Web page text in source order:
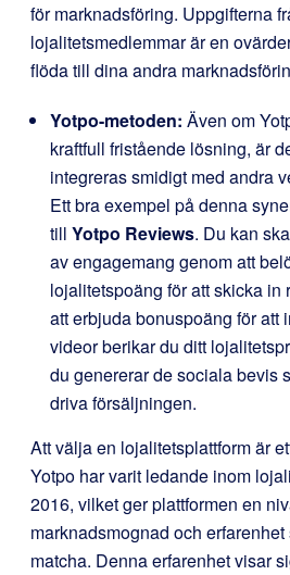
för marknadsföring. Uppgifterna
lojalitetsmedlemmar är en
flöda till dina andra
Yotpo-metoden: Även om
kraftfull fristående lösning, är
integreras smidigt med andra
Ett bra exempel på denna
till Yotpo Reviews. Du kan
av engagemang genom att
lojalitetspoäng för att skicka in
att erbjuda bonuspoäng för att
videor berikar du ditt
du genererar de sociala bevis
driva försäljningen.
Att välja en lojalitetsplattform är
Yotpo har varit ledande inom
2016, vilket ger plattformen en
marknadsmognad och erfarenhet
matcha. Denna erfarenhet visar